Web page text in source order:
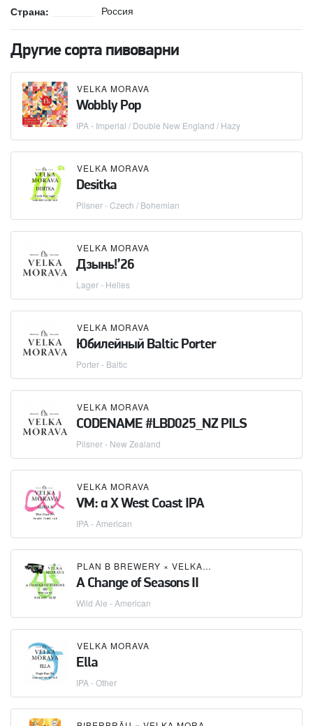
Страна: Россия
Другие сорта пивоварни
VELKA MORAVA
Wobbly Pop
IPA - Imperial / Double New England / Hazy
VELKA MORAVA
Desitka
Pilsner - Czech / Bohemian
VELKA MORAVA
Дзынь!’26
Lager - Helles
VELKA MORAVA
Юбилейный Baltic Porter
Porter - Baltic
VELKA MORAVA
CODENAME #LBD025_NZ PILS
Pilsner - New Zealand
VELKA MORAVA
VM: α X West Coast IPA
IPA - American
PLAN B BREWERY × VELKA MORAVA
A Change of Seasons II
Wild Ale - American
VELKA MORAVA
Ella
IPA - Other